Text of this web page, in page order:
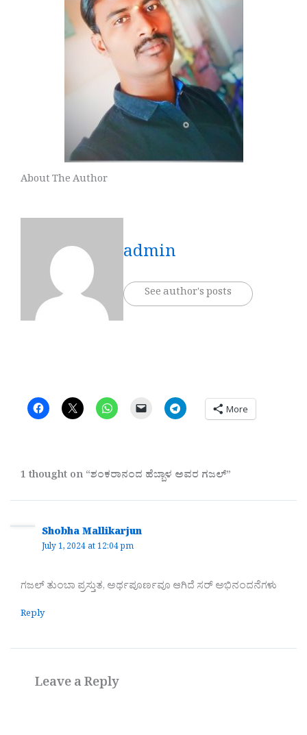
About The Author
admin
See author's posts
More
1 thought on “ಶಂಕರಾನಂದ ಹೆಬ್ಬಾಳ ಅವರ ಗಜಲ್”
Shobha Mallikarjun
July 1, 2024 at 12:04 pm
ಗಜಲ್ ತುಂಬಾ ಪ್ರಸ್ತುತ, ಅರ್ಥಪೂರ್ಣವೂ ಆಗಿದೆ ಸರ್ ಅಭಿನಂದನೆಗಳು
Reply
Leave a Reply